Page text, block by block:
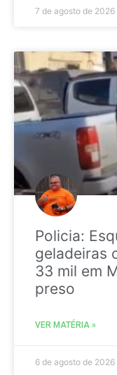
7 de agosto de 2026
Policia:
geladeiras
33 mil em
preso
VER MATÉRIA »
6 de agosto de 2026